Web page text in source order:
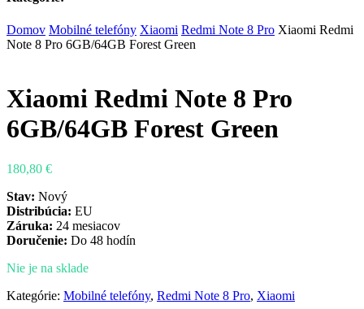
Domov Mobilné telefóny Xiaomi Redmi Note 8 Pro Xiaomi Redmi
Note 8 Pro 6GB/64GB Forest Green
Xiaomi Redmi Note 8 Pro
6GB/64GB Forest Green
180,80 €
Stav: Nový
Distribúcia: EU
Záruka: 24 mesiacov
Doručenie: Do 48 hodín
Nie je na sklade
Kategórie: Mobilné telefóny, Redmi Note 8 Pro, Xiaomi